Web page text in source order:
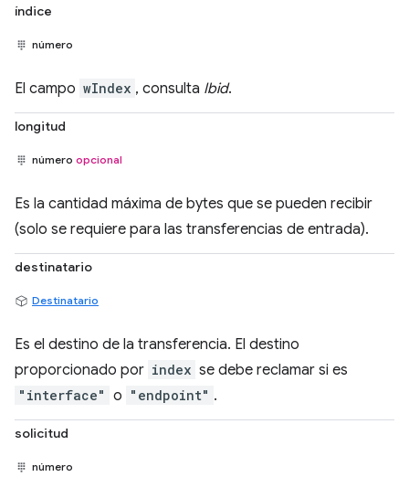
índice
número
El campo wIndex , consulta Ibid.
longitud
número opcional
Es la cantidad máxima de bytes que se pueden recibir
(solo se requiere para las transferencias de entrada).
destinatario
Destinatario
Es el destino de la transferencia. El destino
proporcionado por index se debe reclamar si es
"interface" o "endpoint" .
solicitud
número